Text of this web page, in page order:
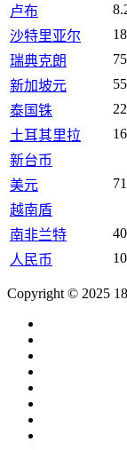
卢布
沙特里亚尔
瑞典克朗
新加坡元
泰国铢
土耳其里拉
16
新台币
美元
越南盾
南非兰特
人民币
Copyright © 2025